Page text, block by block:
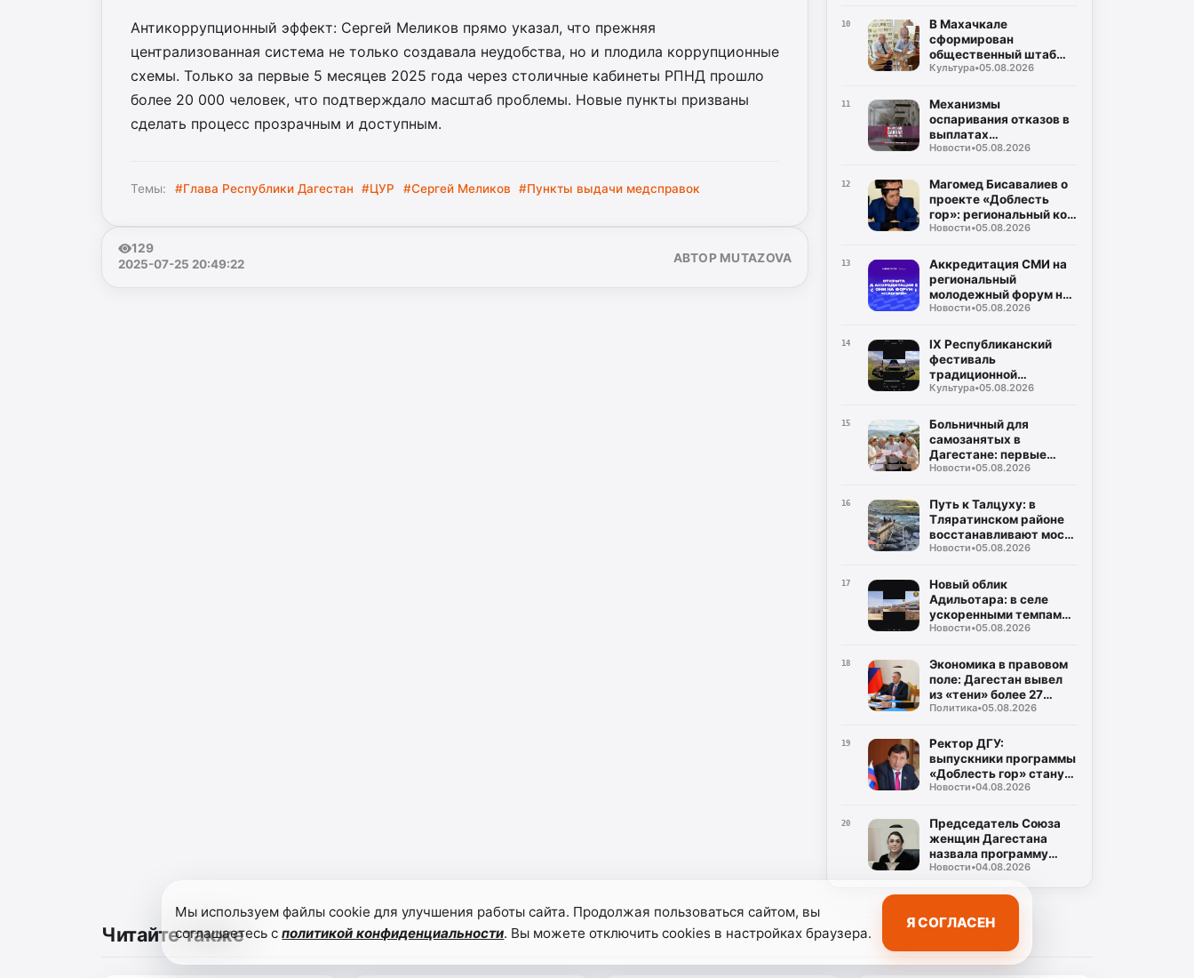
Антикоррупционный эффект: Сергей Меликов прямо указал, что прежняя
централизованная система не только создавала неудобства, но и плодила коррупционные
схемы. Только за первые 5 месяцев 2025 года через столичные кабинеты РПНД прошло
более 20 000 человек, что подтверждало масштаб проблемы. Новые пункты призваны
сделать процесс прозрачным и доступным.
Темы: #Глава Республики Дагестан #ЦУР #Сергей Меликов #Пункты выдачи медсправок
129
2025-07-25 20:49:22
АВТОР MUTAZOVA
сентября
10
В Махачкале
сформирован
общественный штаб
контроля за выборами в
Собрание
Культура•05.08.2026
11
Механизмы
оспаривания отказов в
выплатах
пострадавшим от
ситуаций
Новости•05.08.2026
12
Магомед Бисавалиев о
проекте «Доблесть
гор»: региональный код
общенациональной
Новости•05.08.2026
13
Аккредитация СМИ на
региональный
молодежный форум на
берегу Каспийского
Новости•05.08.2026
14
IX Республиканский
фестиваль
традиционной
культуры и фольклора
ярко прошёл на
Центральной площади
села Ботлих
Культура•05.08.2026
15
Больничный для
самозанятых в
Дагестане: первые
начисления ожидаются
Новости•05.08.2026
16
Путь к Талцуху: в
Тляратинском районе
восстанавливают мост,
разрушенный
Новости•05.08.2026
17
Новый облик
Адильотара: в селе
ускоренными темпами
возводят школу и
Новости•05.08.2026
18
Экономика в правовом
поле: Дагестан вывел
из «тени» более 27
тысяч работников
Политика•05.08.2026
19
Ректор ДГУ:
выпускники программы
«Доблесть гор» станут
новой управленческой
Новости•04.08.2026
20
Председатель Союза
женщин Дагестана
назвала программу
«Доблесть гор»
возможностей для
участников СВО
Новости•04.08.2026
Читайте также
Мы используем файлы cookie для улучшения работы сайта. Продолжая пользоваться сайтом, вы
соглашаетесь сполитикой конфиденциальности. Вы можете отключить cookies в настройках браузера.
Я СОГЛАСЕН